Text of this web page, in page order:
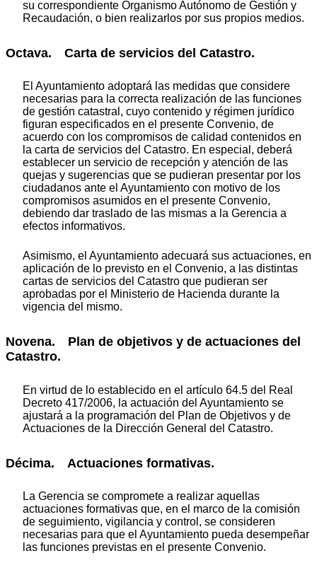
su correspondiente Organismo Autónomo de Gestión y
Recaudación, o bien realizarlos por sus propios medios.
Octava. Carta de servicios del Catastro.
El Ayuntamiento adoptará las medidas que considere
necesarias para la correcta realización de las funciones
de gestión catastral, cuyo contenido y régimen jurídico
figuran especificados en el presente Convenio, de
acuerdo con los compromisos de calidad contenidos en
la carta de servicios del Catastro. En especial, deberá
establecer un servicio de recepción y atención de las
quejas y sugerencias que se pudieran presentar por los
ciudadanos ante el Ayuntamiento con motivo de los
compromisos asumidos en el presente Convenio,
debiendo dar traslado de las mismas a la Gerencia a
efectos informativos.
Asimismo, el Ayuntamiento adecuará sus actuaciones, en
aplicación de lo previsto en el Convenio, a las distintas
cartas de servicios del Catastro que pudieran ser
aprobadas por el Ministerio de Hacienda durante la
vigencia del mismo.
Novena. Plan de objetivos y de actuaciones del
Catastro.
En virtud de lo establecido en el artículo 64.5 del Real
Decreto 417/2006, la actuación del Ayuntamiento se
ajustará a la programación del Plan de Objetivos y de
Actuaciones de la Dirección General del Catastro.
Décima. Actuaciones formativas.
La Gerencia se compromete a realizar aquellas
actuaciones formativas que, en el marco de la comisión
de seguimiento, vigilancia y control, se consideren
necesarias para que el Ayuntamiento pueda desempeñar
las funciones previstas en el presente Convenio.